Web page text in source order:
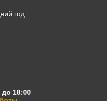
год
до 18:00